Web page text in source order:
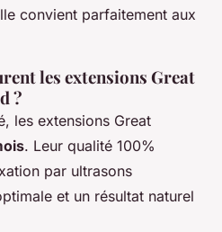
convient parfaitement aux
les extensions Great
?
les extensions Great
. Leur qualité 100%
par ultrasons
et un résultat naturel